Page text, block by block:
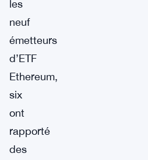
les
neuf
émetteurs
d’ETF
Ethereum,
six
ont
rapporté
des